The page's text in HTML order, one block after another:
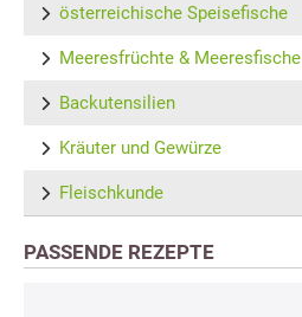
österreichische Speisefische
Meeresfrüchte & Meeresfische
Backutensilien
Kräuter und Gewürze
Fleischkunde
PASSENDE REZEPTE